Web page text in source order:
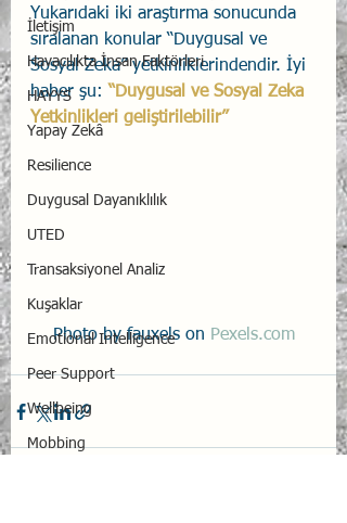
İletişim
Havacılıkta İnsan Faktörleri
HAYYS
Yapay Zekâ
Resilience
Duygusal Dayanıklılık
UTED
Transaksiyonel Analiz
Kuşaklar
Emotional Intelligence
Peer Support
Wellbeing
Mobbing
Yukarıdaki iki araştırma sonucunda
sıralanan konular “Duygusal ve
Sosyal Zeka” yetkinliklerindendir. İyi
haber şu: “Duygusal ve Sosyal Zeka
Yetkinlikleri geliştirilebilir”
Photo by fauxels on Pexels.com